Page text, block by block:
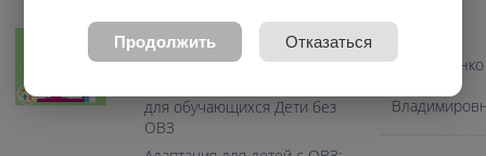
Направление: Социально-
гуманитарное
для обучающихся Дети без
ОВЗ
Николаенко
Продолжить Отказаться